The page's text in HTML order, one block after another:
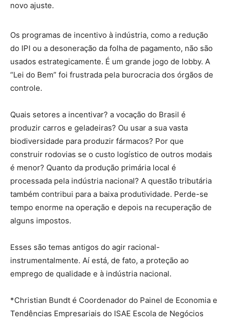
novo ajuste.
Os programas de incentivo à indústria, como a redução
do IPI ou a desoneração da folha de pagamento, não são
usados estrategicamente. É um grande jogo de lobby. A
“Lei do Bem” foi frustrada pela burocracia dos órgãos de
controle.
Quais setores a incentivar? a vocação do Brasil é
produzir carros e geladeiras? Ou usar a sua vasta
biodiversidade para produzir fármacos? Por que
construir rodovias se o custo logístico de outros modais
é menor? Quanto da produção primária local é
processada pela indústria nacional? A questão tributária
também contribui para a baixa produtividade. Perde-se
tempo enorme na operação e depois na recuperação de
alguns impostos.
Esses são temas antigos do agir racional-
instrumentalmente. Aí está, de fato, a proteção ao
emprego de qualidade e à indústria nacional.
*Christian Bundt é Coordenador do Painel de Economia e
Tendências Empresariais do ISAE Escola de Negócios